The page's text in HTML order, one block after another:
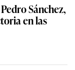
Sánchez,
en las